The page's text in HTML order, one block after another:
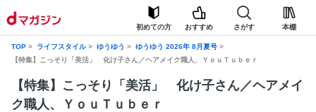
初めての方 おすすめ さがす 本棚
TOP ライフスタイル ゆうゆう
ゆうゆう 2026年 8月夏号
【特集】こっそり「美活」 化け子さん／ヘアメイク職人、ＹｏｕＴｕｂｅｒ
【特集】こっそり「美活」 化け子さん／ヘアメイ
ク職人、ＹｏｕＴｕｂｅｒ